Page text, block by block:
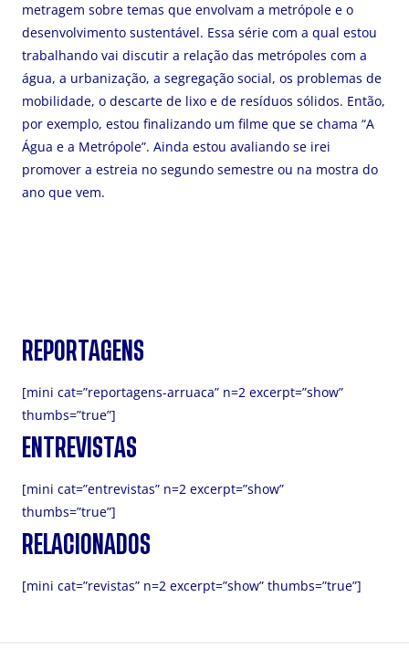
metragem sobre temas que envolvam a metrópole e o
desenvolvimento sustentável. Essa série com a qual estou
trabalhando vai discutir a relação das metrópoles com a
água, a urbanização, a segregação social, os problemas de
mobilidade, o descarte de lixo e de resíduos sólidos. Então,
por exemplo, estou finalizando um filme que se chama “A
Água e a Metrópole”. Ainda estou avaliando se irei
promover a estreia no segundo semestre ou na mostra do
ano que vem.
REPORTAGENS
[mini cat=”reportagens-arruaca” n=2 excerpt=”show”
thumbs=”true”]
ENTREVISTAS
[mini cat=”entrevistas” n=2 excerpt=”show”
thumbs=”true”]
RELACIONADOS
[mini cat=”revistas” n=2 excerpt=”show” thumbs=”true”]